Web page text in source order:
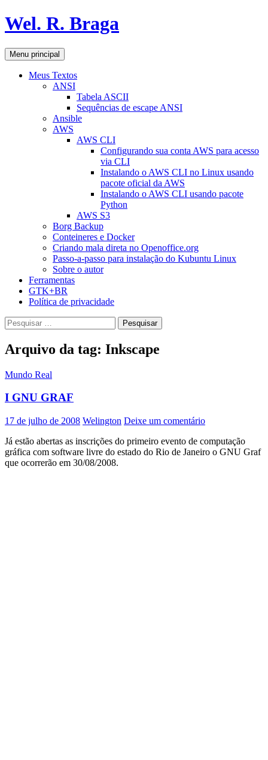
Pular
para
conteúdo
Wel. R. Braga
Pesquisar
Menu principal
Meus Textos
ANSI
Tabela ASCII
Sequências de escape ANSI
Ansible
AWS
AWS CLI
Configurando sua conta AWS para acesso
via CLI
Instalando o AWS CLI no Linux usando
pacote oficial da AWS
Instalando o AWS CLI usando pacote
Python
AWS S3
Borg Backup
Conteineres e Docker
Criando mala direta no Openoffice.org
Passo-a-passo para instalação do Kubuntu Linux
Sobre o autor
Ferramentas
GTK+BR
Política de privacidade
Pesquisar
por:
Arquivo da tag: Inkscape
Mundo Real
I GNU GRAF
17 de julho de 2008 Welington Deixe um comentário
Já estão abertas as inscrições do primeiro evento de computação
gráfica com software livre do estado do Rio de Janeiro o GNU Graf
que ocorrerão em 30/08/2008.